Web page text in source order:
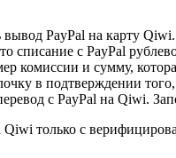
PayPal на карту
списание с PayPal
комиссии и сумму,
в подтверждении
с PayPal на Qiwi.
только с